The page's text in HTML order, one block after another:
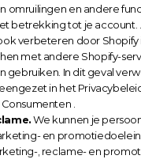
omruilingen en andere
betrekking tot je account.
verbeteren door Shopify
met andere Shopify-
gebruiken. In dit geval
in het
.
We kunnen je
en
, reclame- en